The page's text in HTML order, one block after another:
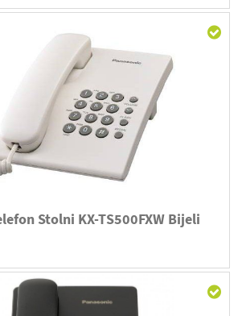
Stolni KX-TS500FXW Bijeli